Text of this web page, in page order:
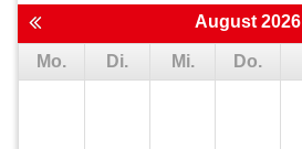
August 2026
Mo. Di. Mi. Do.